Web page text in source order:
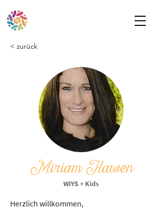
< zurück
Miriam Hawen
WIYS + Kids
Herzlich willkommen,